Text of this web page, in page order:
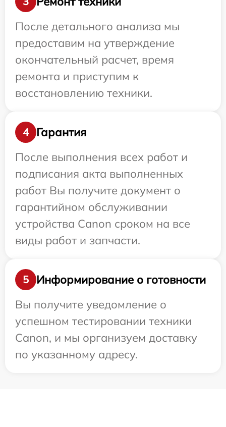
После детального анализа мы
предоставим на утверждение
окончательный расчет, время
ремонта и приступим к
восстановлению техники.
4
Гарантия
После выполнения всех работ и
подписания акта выполненных
работ Вы получите документ о
гарантийном обслуживании
устройства Canon сроком на все
виды работ и запчасти.
5
Информирование о готовности
Вы получите уведомление о
успешном тестировании техники
Canon, и мы организуем доставку
по указанному адресу.